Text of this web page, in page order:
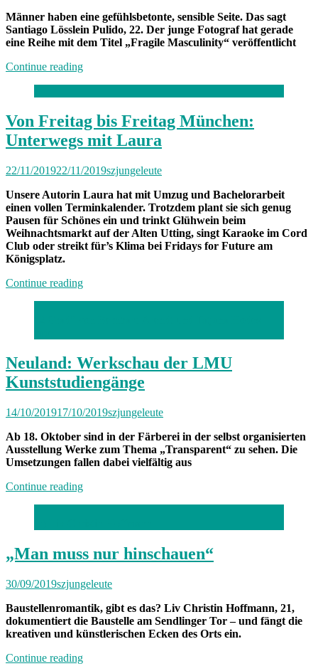
Männer haben eine gefühlsbetonte, sensible Seite. Das sagt
Santiago Lösslein Pulido, 22. Der junge Fotograf hat gerade
eine Reihe mit dem Titel „Fragile Masculinity“ veröffentlicht
Continue reading„Gefühle
Weinen“
Von Freitag bis Freitag München:
Unterwegs mit Laura
22/11/201922/11/2019szjungeleute
Unsere Autorin Laura hat mit Umzug und Bachelorarbeit
einen vollen Terminkalender. Trotzdem plant sie sich genug
Pausen für Schönes ein und trinkt Glühwein beim
Weihnachtsmarkt auf der Alten Utting, singt Karaoke im Cord
Club oder streikt für’s Klima bei Fridays for Future am
Königsplatz.
Continue reading„Von
mit
Laura“
Neuland: Werkschau der LMU
Kunststudiengänge
14/10/201917/10/2019szjungeleute
Ab 18. Oktober sind in der Färberei in der selbst organisierten
Ausstellung Werke zum Thema „Transparent“ zu sehen. Die
Umsetzungen fallen dabei vielfältig aus
Continue reading„Neuland:
„Man muss nur hinschauen“
30/09/2019szjungeleute
Baustellenromantik, gibt es das? Liv Christin Hoffmann, 21,
dokumentiert die Baustelle am Sendlinger Tor – und fängt die
kreativen und künstlerischen Ecken des Orts ein.
Continue reading„„Man